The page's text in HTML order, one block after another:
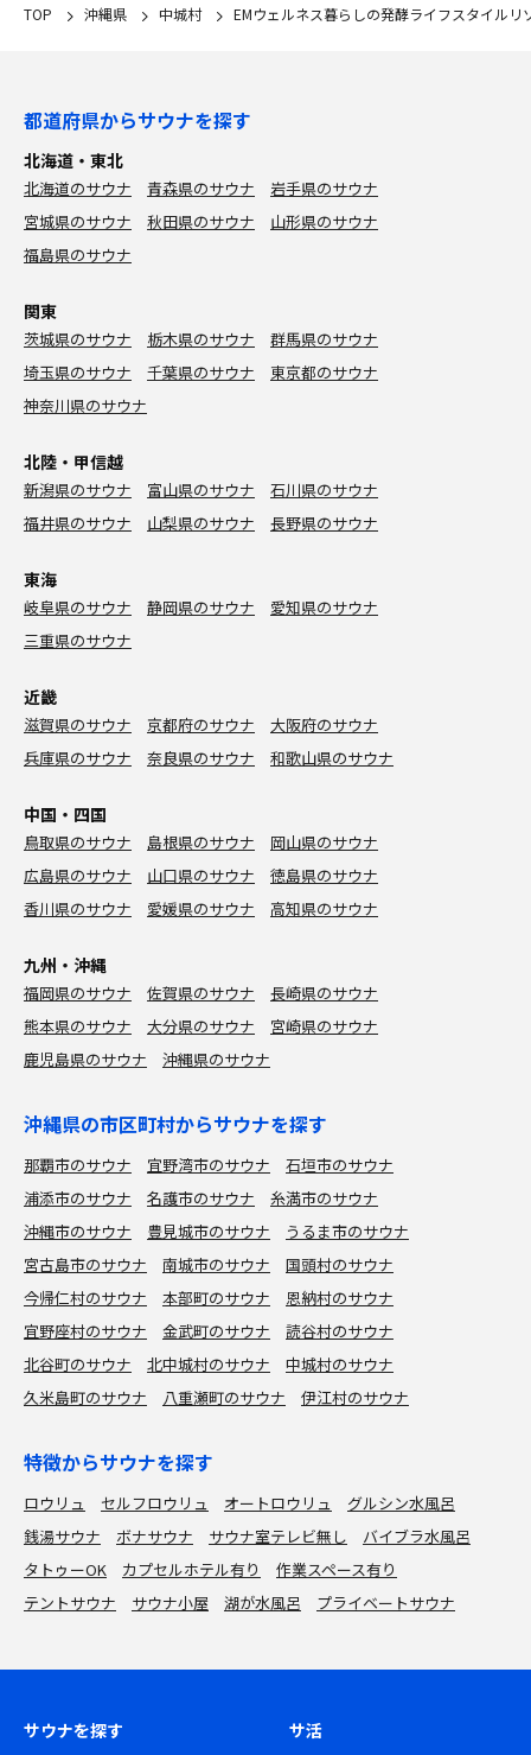
TOP 沖縄県 中城村 EMウェルネス暮らしの発酵ライフスタイルリ
都道府県からサウナを探す
北海道・東北
北海道のサウナ 青森県のサウナ
岩手県のサウナ
宮城県のサウナ
秋田県のサウナ
山形県のサウナ
福島県のサウナ
関東
茨城県のサウナ 栃木県のサウナ
群馬県のサウナ
埼玉県のサウナ
千葉県のサウナ
東京都のサウナ
神奈川県のサウナ
北陸・甲信越
新潟県のサウナ 富山県のサウナ
石川県のサウナ
福井県のサウナ
山梨県のサウナ 長野県のサウナ
東海
岐阜県のサウナ 静岡県のサウナ
愛知県のサウナ
三重県のサウナ
近畿
滋賀県のサウナ 京都府のサウナ
大阪府のサウナ
兵庫県のサウナ
奈良県のサウナ 和歌山県のサウナ
中国・四国
鳥取県のサウナ 島根県のサウナ
岡山県のサウナ
広島県のサウナ
山口県のサウナ
徳島県のサウナ
香川県のサウナ
愛媛県のサウナ 高知県のサウナ
九州・沖縄
福岡県のサウナ 佐賀県のサウナ
長崎県のサウナ
熊本県のサウナ
大分県のサウナ
宮崎県のサウナ
鹿児島県のサウナ
沖縄県のサウナ
沖縄県の市区町村からサウナを探す
那覇市のサウナ 宜野湾市のサウナ
石垣市のサウナ
浦添市のサウナ
名護市のサウナ
糸満市のサウナ
沖縄市のサウナ
豊見城市のサウナ
うるま市のサウナ
宮古島市のサウナ
南城市のサウナ
国頭村のサウナ
今帰仁村のサウナ
本部町のサウナ
恩納村のサウナ
宜野座村のサウナ
金武町のサウナ
読谷村のサウナ
北谷町のサウナ
北中城村のサウナ
中城村のサウナ
久米島町のサウナ
八重瀬町のサウナ 伊江村のサウナ
特徴からサウナを探す
ロウリュ セルフロウリュ オートロウリュ
グルシン水風呂
銭湯サウナ
ボナサウナ サウナ室テレビ無し
バイブラ水風呂
タトゥーOK
カプセルホテル有り
作業スペース有り
テントサウナ
サウナ小屋 湖が水風呂 プライベートサウナ
サウナを探す サ活